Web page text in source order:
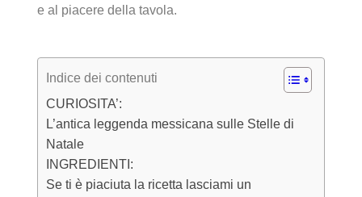
e al piacere della tavola.
Indice dei contenuti
CURIOSITA’:
L’antica leggenda messicana sulle Stelle di
Natale
INGREDIENTI:
Se ti è piaciuta la ricetta lasciami un